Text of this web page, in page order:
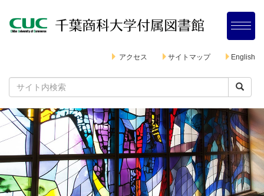
アクセス サイトマップ English